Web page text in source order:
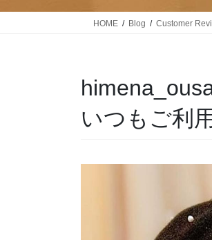
HOME Blog Customer
いつもご利